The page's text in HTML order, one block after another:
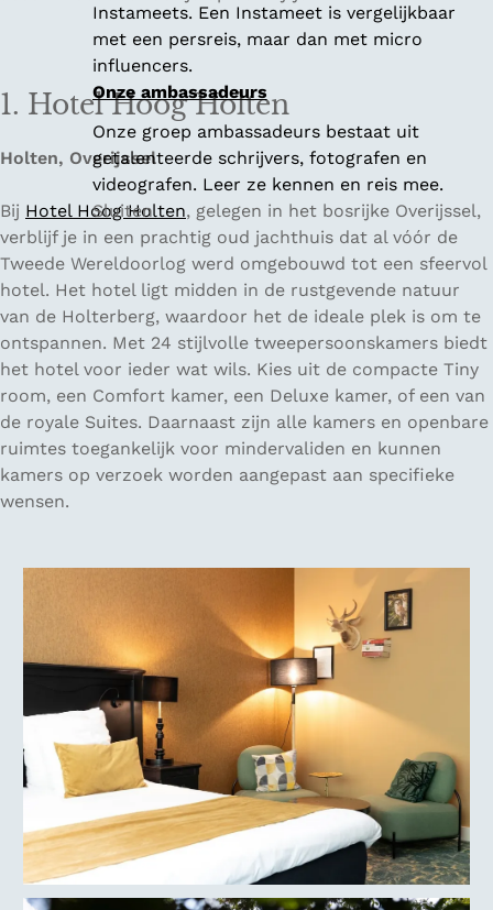
Instameets. Een Instameet is vergelijkbaar
met een persreis, maar dan met micro
influencers.
Onze ambassadeurs
Onze groep ambassadeurs bestaat uit
getalenteerde schrijvers, fotografen en
videografen. Leer ze kennen en reis mee.
Sluiten
1. Hotel Hoog Holten
Holten, Overijssel
Bij Hotel Hoog Holten, gelegen in het bosrijke Overijssel,
verblijf je in een prachtig oud jachthuis dat al vóór de
Tweede Wereldoorlog werd omgebouwd tot een sfeervol
hotel. Het hotel ligt midden in de rustgevende natuur
van de Holterberg, waardoor het de ideale plek is om te
ontspannen. Met 24 stijlvolle tweepersoonskamers biedt
het hotel voor ieder wat wils. Kies uit de compacte Tiny
room, een Comfort kamer, een Deluxe kamer, of een van
de royale Suites. Daarnaast zijn alle kamers en openbare
ruimtes toegankelijk voor mindervaliden en kunnen
kamers op verzoek worden aangepast aan specifieke
wensen.